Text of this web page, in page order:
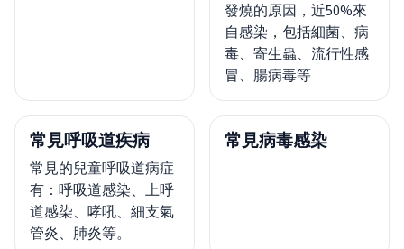
發燒的原因，近50%來
自感染，包括細菌、病
毒、寄生蟲、流行性感
冒、腸病毒等
常見呼吸道疾病
常見的兒童呼吸道病症
有：呼吸道感染、上呼
道感染、哮吼、細支氣
管炎、肺炎等。
常見病毒感染